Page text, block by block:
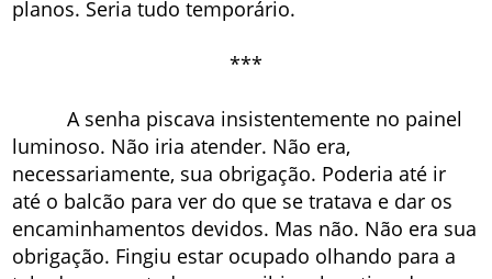
planos. Seria tudo temporário.
***
A senha piscava insistentemente no painel
luminoso. Não iria atender. Não era,
necessariamente, sua obrigação. Poderia até ir
até o balcão para ver do que se tratava e dar os
encaminhamentos devidos. Mas não. Não era sua
obrigação. Fingiu estar ocupado olhando para a